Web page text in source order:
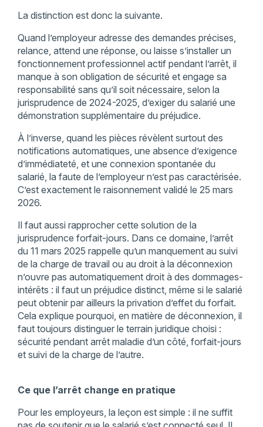
La distinction est donc la suivante.
Quand l’employeur adresse des demandes précises,
relance, attend une réponse, ou laisse s’installer un
fonctionnement professionnel actif pendant l’arrêt, il
manque à son obligation de sécurité et engage sa
responsabilité sans qu’il soit nécessaire, selon la
jurisprudence de 2024-2025, d’exiger du salarié une
démonstration supplémentaire du préjudice.
À l’inverse, quand les pièces révèlent surtout des
notifications automatiques, une absence d’exigence
d’immédiateté, et une connexion spontanée du
salarié, la faute de l’employeur n’est pas caractérisée.
C’est exactement le raisonnement validé le 25 mars
2026.
Il faut aussi rapprocher cette solution de la
jurisprudence forfait-jours. Dans ce domaine, l’arrêt
du 11 mars 2025 rappelle qu’un manquement au suivi
de la charge de travail ou au droit à la déconnexion
n’ouvre pas automatiquement droit à des dommages-
intérêts : il faut un préjudice distinct, même si le salarié
peut obtenir par ailleurs la privation d’effet du forfait.
Cela explique pourquoi, en matière de déconnexion, il
faut toujours distinguer le terrain juridique choisi :
sécurité pendant arrêt maladie d’un côté, forfait-jours
et suivi de la charge de l’autre.
Ce que l’arrêt change en pratique
Pour les employeurs, la leçon est simple : il ne suffit